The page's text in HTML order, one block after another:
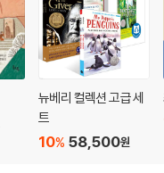
뉴베리 컬렉션 고급 세
트
58,500원
10%